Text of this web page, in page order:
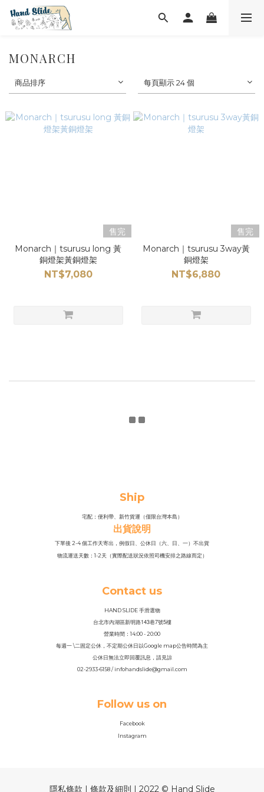
MONARCH
商品排序 每頁顯示 24 個
售完
Monarch｜tsurusu long 黃
銅燈架黃銅燈架
NT$7,080
售完
Monarch｜tsurusu 3way黃
銅燈架
NT$6,880
Ship
宅配：便利帶、新竹貨運（僅限台灣本島）
出貨說明
下單後 2-4 個工作天寄出，例假日、公休日（六、日、一）不出貨
物流運送天數：1-2天（實際配送狀況依照司機安排之路線而定）
Contact us
HAND SLIDE 手滑選物
台北市內湖區新明路143巷7號5樓
營業時間：14:00 - 20:00
每週一 \二固定公休，不定期公休日以Google map公告時間為主
公休日無法立即回覆訊息，請見諒
02-2933-6158 / infohandslide@gmail.com
Follow us on
Facebook
Instagram
隱私條款 | 條款及細則 | 2022 © Hand Slide